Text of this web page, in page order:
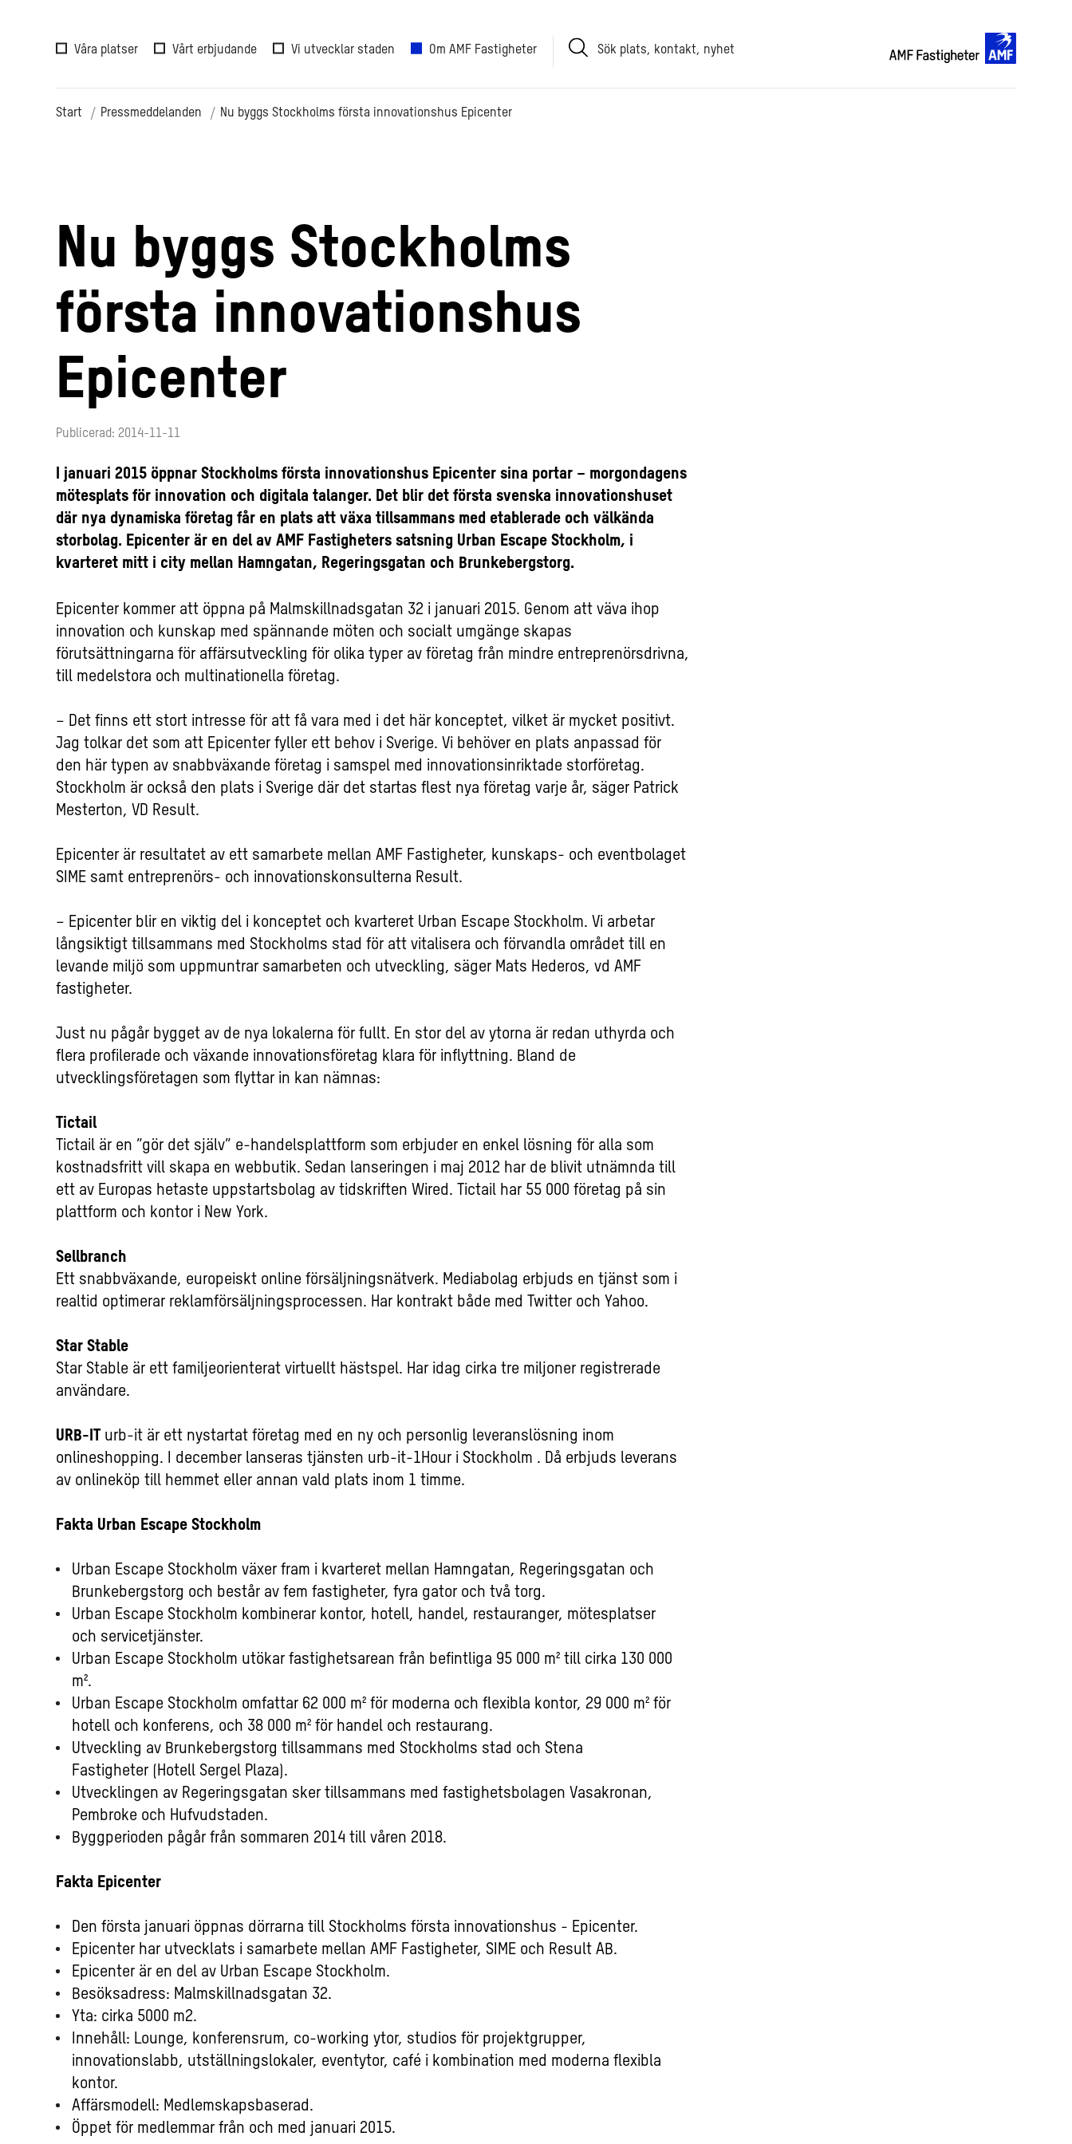
Våra platser Vårt erbjudande Vi utvecklar staden Om AMF Fastigheter
Sök
plats,
kontakt,
Start Pressmeddelanden Nu byggs Stockholms första innovationshus Epicenter
Nu byggs Stockholms
första innovationshus
Epicenter
Publicerad: 2014-11-11
I januari 2015 öppnar Stockholms första innovationshus Epicenter sina portar – morgondagens
mötesplats för innovation och digitala talanger. Det blir det första svenska innovationshuset
där nya dynamiska företag får en plats att växa tillsammans med etablerade och välkända
storbolag. Epicenter är en del av AMF Fastigheters satsning Urban Escape Stockholm, i
kvarteret mitt i city mellan Hamngatan, Regeringsgatan och Brunkebergstorg.
Epicenter kommer att öppna på Malmskillnadsgatan 32 i januari 2015. Genom att väva ihop
innovation och kunskap med spännande möten och socialt umgänge skapas
förutsättningarna för affärsutveckling för olika typer av företag från mindre entreprenörsdrivna,
till medelstora och multinationella företag.
– Det finns ett stort intresse för att få vara med i det här konceptet, vilket är mycket positivt.
Jag tolkar det som att Epicenter fyller ett behov i Sverige. Vi behöver en plats anpassad för
den här typen av snabbväxande företag i samspel med innovationsinriktade storföretag.
Stockholm är också den plats i Sverige där det startas flest nya företag varje år, säger Patrick
Mesterton, VD Result.
Epicenter är resultatet av ett samarbete mellan AMF Fastigheter, kunskaps- och eventbolaget
SIME samt entreprenörs- och innovationskonsulterna Result.
– Epicenter blir en viktig del i konceptet och kvarteret Urban Escape Stockholm. Vi arbetar
långsiktigt tillsammans med Stockholms stad för att vitalisera och förvandla området till en
levande miljö som uppmuntrar samarbeten och utveckling, säger Mats Hederos, vd AMF
fastigheter.
Just nu pågår bygget av de nya lokalerna för fullt. En stor del av ytorna är redan uthyrda och
flera profilerade och växande innovationsföretag klara för inflyttning. Bland de
utvecklingsföretagen som flyttar in kan nämnas:
Tictail
Tictail är en ”gör det själv” e-handelsplattform som erbjuder en enkel lösning för alla som
kostnadsfritt vill skapa en webbutik. Sedan lanseringen i maj 2012 har de blivit utnämnda till
ett av Europas hetaste uppstartsbolag av tidskriften Wired. Tictail har 55 000 företag på sin
plattform och kontor i New York.
Sellbranch
Ett snabbväxande, europeiskt online försäljningsnätverk. Mediabolag erbjuds en tjänst som i
realtid optimerar reklamförsäljningsprocessen. Har kontrakt både med Twitter och Yahoo.
Star Stable
Star Stable är ett familjeorienterat virtuellt hästspel. Har idag cirka tre miljoner registrerade
användare.
URB-IT urb-it är ett nystartat företag med en ny och personlig leveranslösning inom
onlineshopping. I december lanseras tjänsten urb-it-1Hour i Stockholm . Då erbjuds leverans
av onlineköp till hemmet eller annan vald plats inom 1 timme.
Fakta Urban Escape Stockholm
Urban Escape Stockholm växer fram i kvarteret mellan Hamngatan, Regeringsgatan och
Brunkebergstorg och består av fem fastigheter, fyra gator och två torg.
Urban Escape Stockholm kombinerar kontor, hotell, handel, restauranger, mötesplatser
och servicetjänster.
Urban Escape Stockholm utökar fastighetsarean från befintliga 95 000 m² till cirka 130 000
m².
Urban Escape Stockholm omfattar 62 000 m² för moderna och flexibla kontor, 29 000 m² för
hotell och konferens, och 38 000 m² för handel och restaurang.
Utveckling av Brunkebergstorg tillsammans med Stockholms stad och Stena
Fastigheter (Hotell Sergel Plaza).
Utvecklingen av Regeringsgatan sker tillsammans med fastighetsbolagen Vasakronan,
Pembroke och Hufvudstaden.
Byggperioden pågår från sommaren 2014 till våren 2018.
Fakta Epicenter
Den första januari öppnas dörrarna till Stockholms första innovationshus - Epicenter.
Epicenter har utvecklats i samarbete mellan AMF Fastigheter, SIME och Result AB.
Epicenter är en del av Urban Escape Stockholm.
Besöksadress: Malmskillnadsgatan 32.
Yta: cirka 5000 m2.
Innehåll: Lounge, konferensrum, co-working ytor, studios för projektgrupper,
innovationslabb, utställningslokaler, eventytor, café i kombination med moderna flexibla
kontor.
Affärsmodell: Medlemskapsbaserad.
Öppet för medlemmar från och med januari 2015.